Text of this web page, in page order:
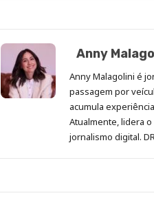
Anny
Anny Malagolini é
passagem por
acumula
Atualmente, lidera
jornalismo digital.